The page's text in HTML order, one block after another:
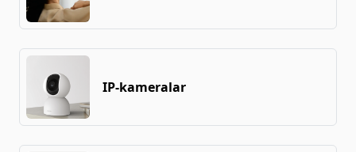
IP-kameralar